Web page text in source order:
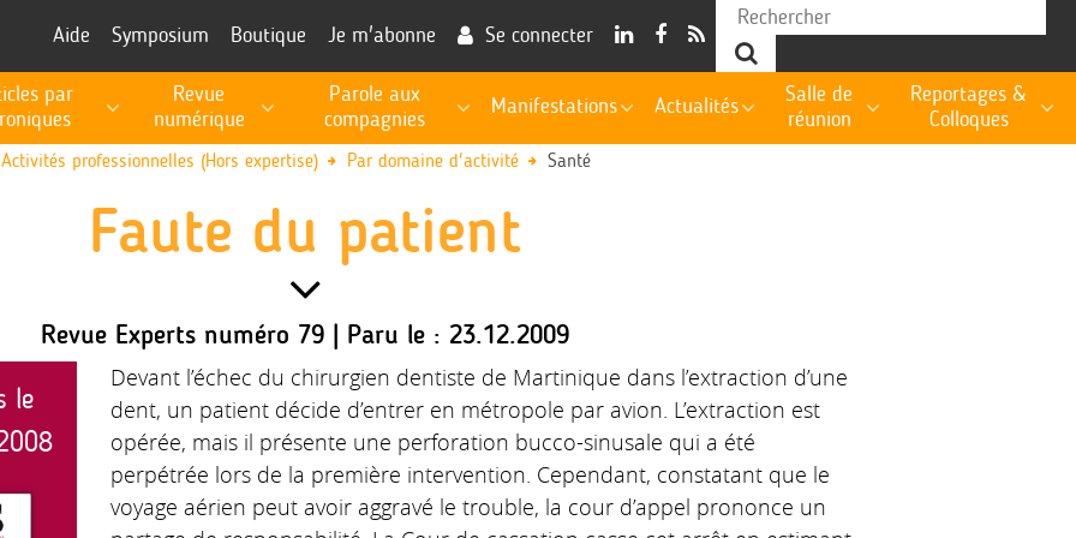
Aide Symposium Boutique Je m'abonne Se connecter
par
Revue
numérique
Parole aux
compagnies
Manifestations Actualités
Salle de
réunion
Reportages &
Colloques
Activités professionnelles (Hors expertise) Par domaine d'activité Santé
Faute du patient
Revue Experts numéro 79 | Paru le : 23.12.2009
le
Devant l’échec du chirurgien dentiste de Martinique dans l’extraction d’une
dent, un patient décide d’entrer en métropole par avion. L’extraction est
opérée, mais il présente une perforation bucco-sinusale qui a été
perpétrée lors de la première intervention. Cependant, constatant que le
voyage aérien peut avoir aggravé le trouble, la cour d’appel prononce un